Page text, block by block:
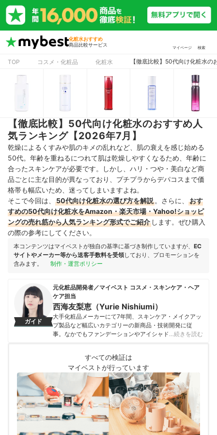
化粧水おすすめ
商品比較サービス
マイページ 検索
TOP コスメ・化粧品 化粧水 【徹底比較】50代向け化粧水
【徹底比較】50代向け化粧水のおすすめ人
気ランキング【2026年7月】
乾燥によるくすみや肌のキメの乱れなど、肌の衰えを感じ始める
50代。年齢を重ねるにつれて肌は乾燥しやすくなるため、年齢に
合ったスキンケアが必要です。しかし、ハリ・つや・美白など商
品ごとに主な目的が異なっており、プチプラからデパコスまで価
格帯も幅広いため、迷ってしまいますよね。
そこで今回は、
50代向け化粧水の選び方を解説 。さらに、
おす
すめの50代向け化粧水をAmazon・楽天市場・Yahoo!ショッピ
ングの売れ筋から人気ランキング形式でご紹介 します。ぜひ購入
の際の参考にしてください。
本コンテンツはマイベストが独自の基準に基づき制作していますが、 EC
サイトやメーカー等から送客手数料を受領しており、プロモーションを
含みます。
制作・運営ポリシー
ガイド
元化粧品開発者／マイベスト コスメ・スキンケア・ヘア
ケア担当
西海友梨恵（Yurie Nishiumi）
大手化粧品メーカーにて7年間、スキンケア・メイクアッ
プ製品など幅広いカテゴリーの新商品・技術開発に従
事。なかでもファンデーションやアイシャドウ、口紅な
1500点以上のコスメを比較検証。開発現場で培った知識
をもとに、成分や処方の背景をふまえながら、専門的な
内容もユーザーにわかりやすく伝えることを大切にしな
がらコンテンツを制作している。
西海友梨恵（Yurie Nishiumi）のプロフィール
…続きを読む
すべての検証は
マイベストが行っています